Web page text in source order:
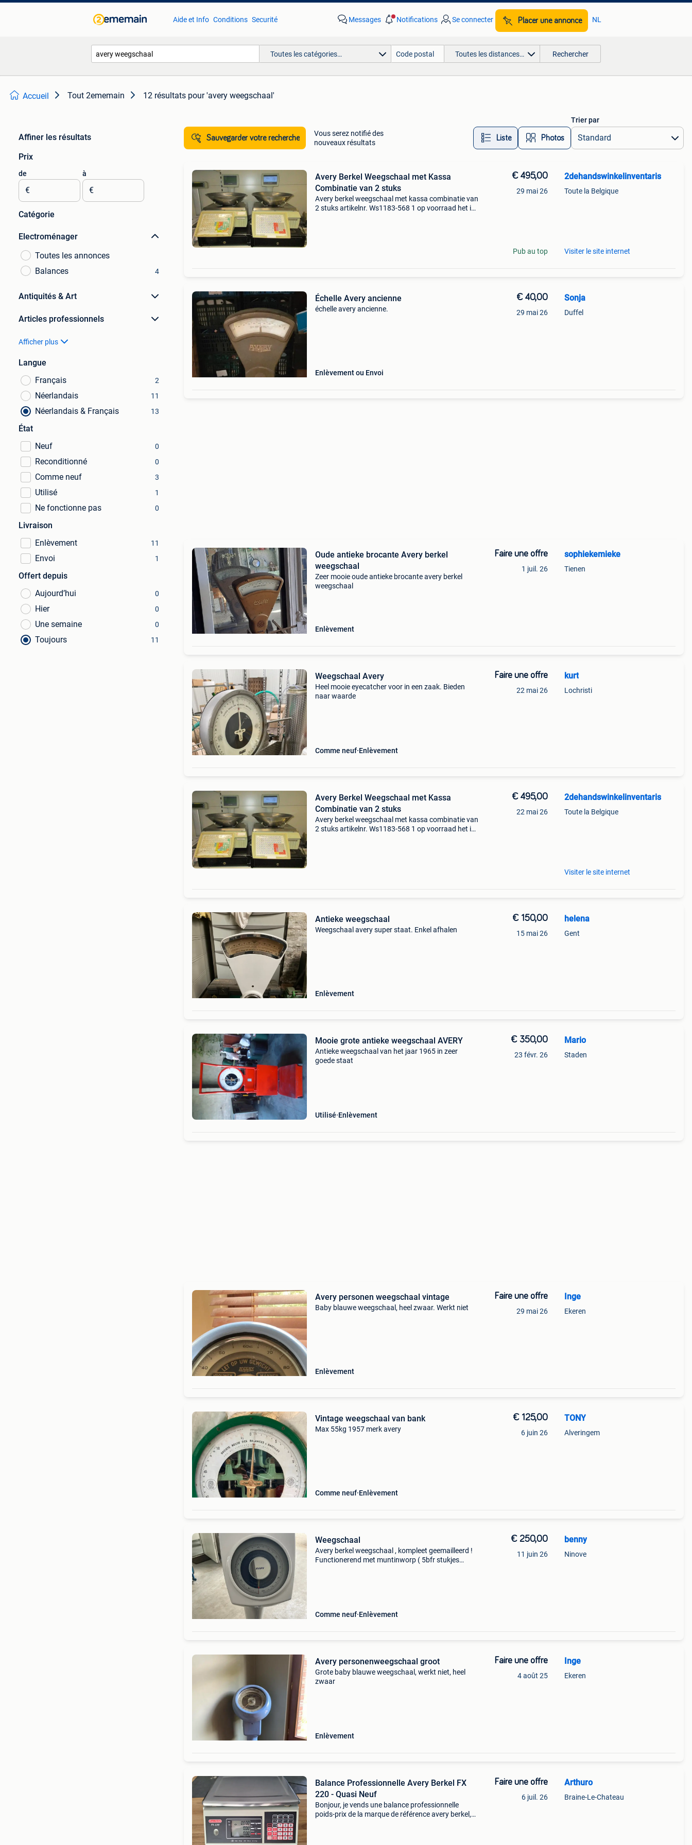
Aide et Info Conditions Securité Messages Notifications Se connecter Placer une annonce NL
Toutes les catégories… Toutes les distances… Rechercher
Accueil Tout 2ememain 12 résultats pour 'avery weegschaal'
Affiner les résultats
Prix
de
€
à
€
Catégorie
Electroménager
Toutes les annonces
Balances
4
Antiquités & Art
Articles professionnels
Afficher plus
Langue
Français
2
Néerlandais 11
Néerlandais & Français 13
État
Neuf
0
Reconditionné 0
Comme neuf 3
Utilisé 1
Ne fonctionne pas 0
Livraison
Enlèvement
11
Envoi 1
Offert depuis
Aujourd’hui
0
Hier 0
Une semaine 0
Toujours 11
Sauvegarder votre recherche
Vous serez notifié des
nouveaux résultats
Liste Photos
Trier par
Avery Berkel Weegschaal met Kassa
Combinatie van 2 stuks
Avery berkel weegschaal met kassa combinatie van
2 stuks artikelnr. Ws1183-568 1 op voorraad het is
€ 495,00
29 mai 26
Pub au top
2dehandswinkelinventaris
Toute la Belgique
Visiter le site internet
Échelle Avery ancienne
échelle avery ancienne.
Enlèvement ou Envoi
€ 40,00
29 mai 26
Sonja
Duffel
Oude antieke brocante Avery berkel
weegschaal
Zeer mooie oude antieke brocante avery berkel
weegschaal
Enlèvement
Faire une offre
1 juil. 26
sophiekemieke
Tienen
Weegschaal Avery
Heel mooie eyecatcher voor in een zaak. Bieden
naar waarde
Comme neuf Enlèvement
Faire une offre
22 mai 26
kurt
Lochristi
Avery Berkel Weegschaal met Kassa
Combinatie van 2 stuks
Avery berkel weegschaal met kassa combinatie van
2 stuks artikelnr. Ws1183-568 1 op voorraad het is
€ 495,00
22 mai 26
2dehandswinkelinventaris
Toute la Belgique
Visiter le site internet
Antieke weegschaal
Weegschaal avery super staat. Enkel afhalen
Enlèvement
€ 150,00
15 mai 26
helena
Gent
Mooie grote antieke weegschaal AVERY
Antieke weegschaal van het jaar 1965 in zeer
goede staat
Utilisé Enlèvement
€ 350,00
23 févr. 26
Mario
Staden
Avery personen weegschaal vintage
Baby blauwe weegschaal, heel zwaar. Werkt niet
Enlèvement
Faire une offre
29 mai 26
Inge
Ekeren
Vintage weegschaal van bank
Max 55kg 1957 merk avery
Comme neuf Enlèvement
€ 125,00
6 juin 26
TONY
Alveringem
Weegschaal
Avery berkel weegschaal , kompleet geemailleerd !
Functionerend met muntinworp ( 5bfr stukjes
Comme neuf Enlèvement
€ 250,00
11 juin 26
benny
Ninove
Avery personenweegschaal groot
Grote baby blauwe weegschaal, werkt niet, heel
zwaar
Enlèvement
Faire une offre
4 août 25
Inge
Ekeren
​Balance Professionnelle Avery Berkel FX
220 - Quasi Neuf
Bonjour, je vends une balance professionnelle
poids-prix de la marque de référence avery berkel,
Faire une offre
6 juil. 26
Arthuro
Braine-Le-Chateau